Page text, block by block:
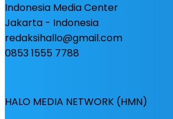
Indonesia Media Center
Jakarta - Indonesia
redaksihallo@gmail.com
0853 1555 7788
HALO MEDIA NETWORK (HMN)